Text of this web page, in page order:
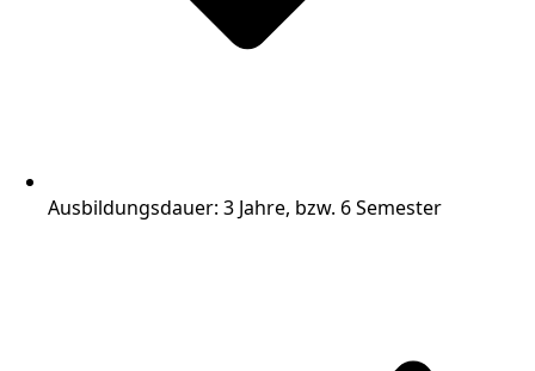
Ausbildungsdauer: 3 Jahre, bzw. 6 Semester